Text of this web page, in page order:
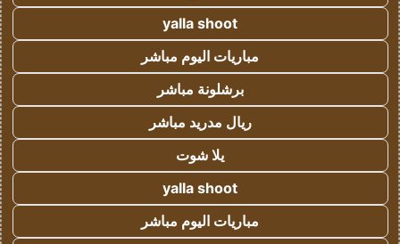
yalla shoot
مباريات اليوم مباشر
برشلونة مباشر
ريال مدريد مباشر
يلا شوت
yalla shoot
مباريات اليوم مباشر